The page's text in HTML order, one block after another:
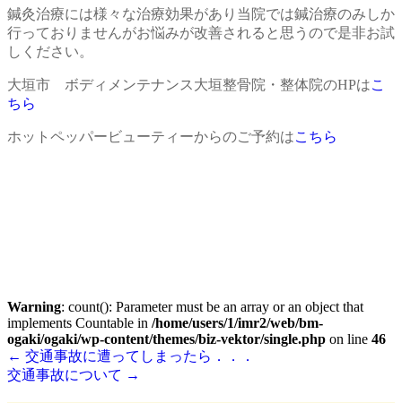
鍼灸治療には様々な治療効果があり当院では鍼治療のみしか
行っておりませんがお悩みが改善されると思うので是非お試
しください。
大垣市 ボディメンテナンス大垣整骨院・整体院のHPはこ
ちら
ホットペッパービューティーからのご予約はこちら
Warning: count(): Parameter must be an array or an object that
implements Countable in /home/users/1/imr2/web/bm-
ogaki/ogaki/wp-content/themes/biz-vektor/single.php on line 46
← 交通事故に遭ってしまったら．．．
交通事故について →